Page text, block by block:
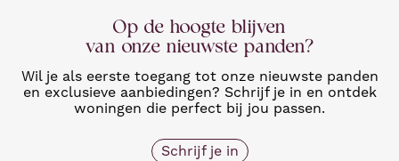
Op de hoogte blijven
van onze nieuwste panden?
Wil je als eerste toegang tot onze nieuwste panden
en exclusieve aanbiedingen? Schrijf je in en ontdek
woningen die perfect bij jou passen.
Schrijf je in